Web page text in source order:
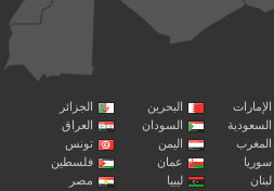
البحرين
الجزائر
السودان
العراق
اليمن
تونس
عمان
فلسطين
ليبيا
مصر